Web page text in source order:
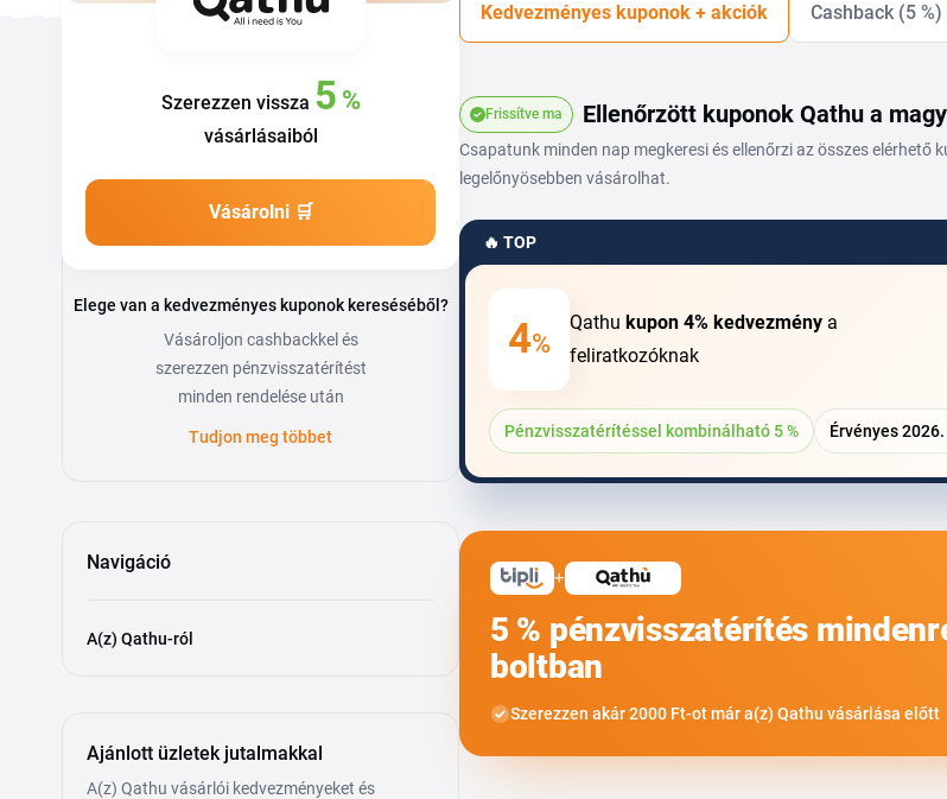
Szerezzen vissza 5 %
vásárlásaiból
Vásárolni 🛒
Elege van a kedvezményes kuponok kereséséből?
Vásároljon cashbackkel és
szerezzen pénzvisszatérítést
minden rendelése után
Tudjon meg többet
Navigáció
A(z) Qathu-ról
Ajánlott üzletek jutalmakkal
A(z) Qathu vásárlói kedvezményeket és
Kedvezményes kuponok + akciók Cashback (5 %)
Frissítve ma Ellenőrzött kuponok Qathu a
Csapatunk minden nap megkeresi és ellenőrzi az összes
legelőnyösebben vásárolhat.
🔥 TOP
4%
Qathu kupon 4% kedvezmény a
feliratkozóknak
Pénzvisszatérítéssel kombinálható 5 % Érvényes
+
5 % pénzvisszatérítés
boltban
Szerezzen akár 2000 Ft-ot már a(z) Qathu vásárlása előtt